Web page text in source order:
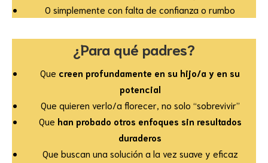
O simplemente con falta de confianza o rumbo
¿Para qué padres?
Que creen profundamente en su hijo/a y en su
potencial
Que quieren verlo/a florecer, no solo “sobrevivir”
Que han probado otros enfoques sin resultados
duraderos
Que buscan una solución a la vez suave y eficaz